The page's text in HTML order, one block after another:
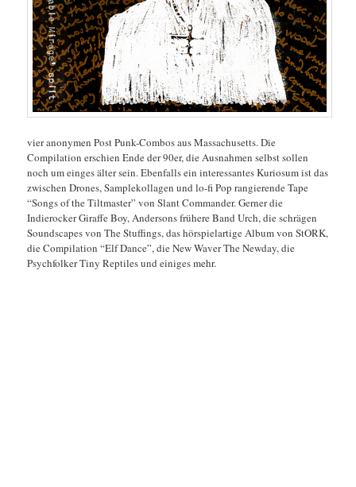
vier anonymen Post Punk-Combos aus Massachusetts. Die
Compilation erschien Ende der 90er, die Ausnahmen selbst sollen
noch um einges älter sein. Ebenfalls ein interessantes Kuriosum ist das
zwischen Drones, Samplekollagen und lo-fi Pop rangierende Tape
“Songs of the Tiltmaster” von Slant Commander. Gerner die
Indierocker Giraffe Boy, Andersons frühere Band Urch, die schrägen
Soundscapes von The Stuffings, das hörspielartige Album von StORK,
die Compilation “Elf Dance”, die New Waver The Newday, die
Psychfolker Tiny Reptiles und einiges mehr.